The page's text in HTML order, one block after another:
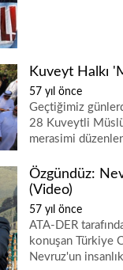
Kuveyt Halkı
57 yıl önce
Geçtiğimiz
28 Kuveytli
merasimi
Özgündüz:
(Video)
57 yıl önce
ATA-DER
konuşan Türkiye
Nevruz'un